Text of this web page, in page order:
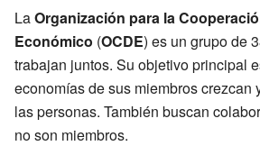
LaOrganización para la
Económico (OCDE) es un grupo de
trabajan juntos. Su objetivo principal
economías de sus miembros crezcan
las personas. También buscan
no son miembros.